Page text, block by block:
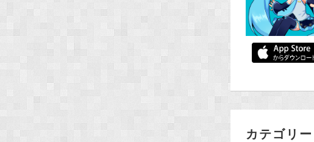
カテゴリー